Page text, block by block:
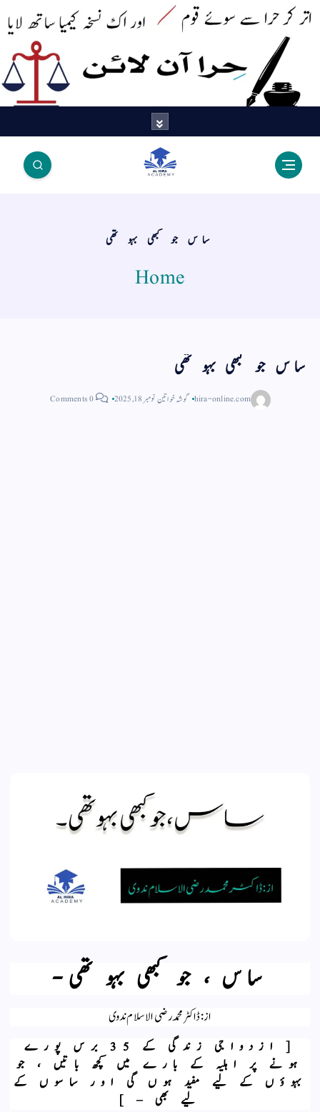
اک نسخہ کیمیا ساتھ لایا
ساس جو کبھی بہو تھی
Home
ساس جو کبھی بہو تھی
hira-online.com گوشہ خواتیننومبر 18, 2025
ساس ، جو کبھی بہو تھی-
از : ڈاکٹر محمد رضی الاسلام ندوی
[ ازدواجی زندگی کے 35 برس پورے
ہونے پر اہلیہ کے بارے میں کچھ باتیں ، جو
بہوؤں کے لیے مفید ہوں گی اور ساسوں کے
لیے بھی – ]